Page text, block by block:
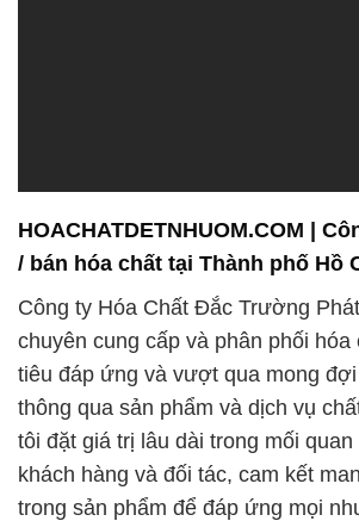
HOACHATDETNHUOM.COM |
/ bán hóa chất tại Thành phố Hồ
Công ty Hóa Chất Đắc Trường
chuyên cung cấp và phân phối
tiêu đáp ứng và vượt qua mong
thông qua sản phẩm và dịch vụ
tôi đặt giá trị lâu dài trong mối
khách hàng và đối tác, cam kết
trong sản phẩm để đáp ứng mọi